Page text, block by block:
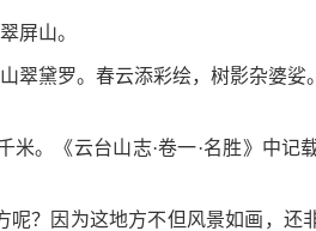
屏山。
翠黛罗。春云添彩绘，树影杂婆
。《云台山志·卷一·名胜》中记
？因为这地方不但风景如画，还